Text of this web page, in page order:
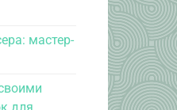
мастер-